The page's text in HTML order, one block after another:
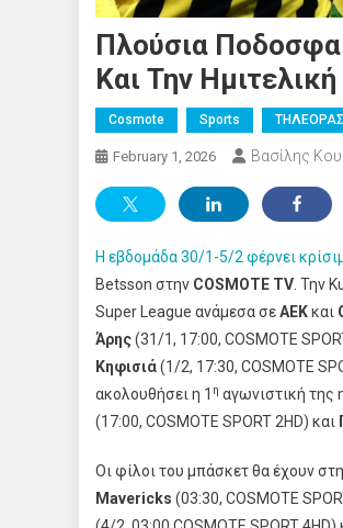
Πλούσια
Και Την
Cosmote Sports
February 1, 2026 Βασίλης
Η εβδομάδα 30/1-5/2 φέρνει
Betsson στην COSMOTE TV. Την
Super League ανάμεσα σεΑΕΚκαι
Άρης(31/1, 17:00, COSMOTE
Κηφισιά(1/2, 17:30, COSMOTE
ακολουθήσει η 1 η αγωνιστική της
(17:00, COSMOTE SPORT 2HD) και
Οι φίλοι του μπάσκετ θα έχουν
Mavericks (03:30, COSMOTE